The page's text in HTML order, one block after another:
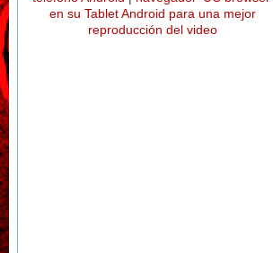
en su Tablet Android para una mejor
reproducción del video